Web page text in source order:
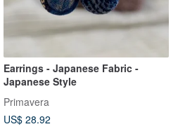
Earrings - Japanese Fabric -
Japanese Style
Primavera
US$ 28.92